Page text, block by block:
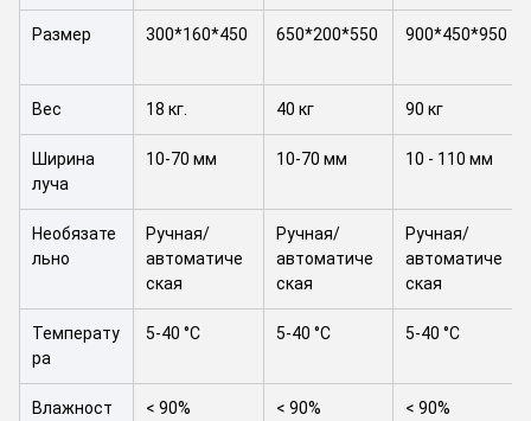
Размер 300*160*450 650*200*550 900*450*950
Вес 18 кг. 40 кг 90 кг
Ширина
луча
10-70 мм 10-70 мм 10 - 110 мм
Необязате
льно
Ручная/
автоматиче
ская
Ручная/
автоматиче
ская
Ручная/
автоматиче
ская
Температу
ра
5-40 °C 5-40 °C 5-40 °C
Влажност
< 90% < 90% < 90%